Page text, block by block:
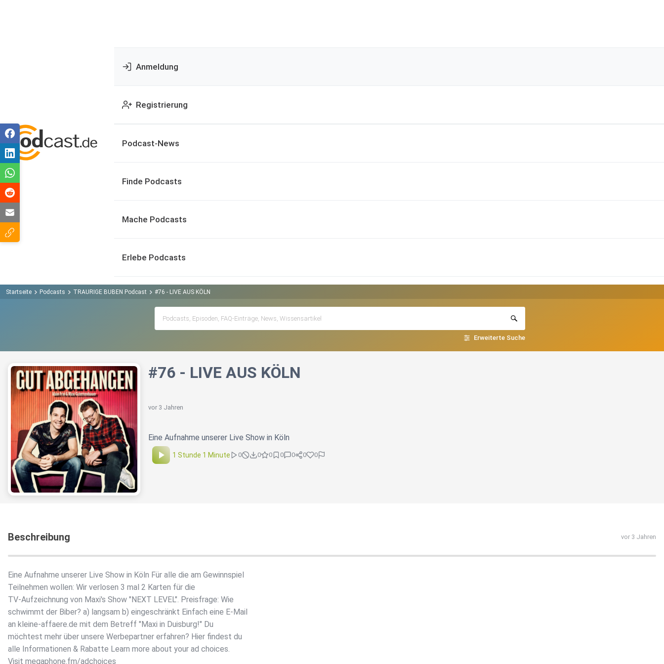
Anmeldung
Registrierung
Podcast-News
Finde Podcasts
Mache Podcasts
Erlebe Podcasts
Startseite Podcasts TRAURIGE BUBEN Podcast #76 - LIVE AUS KÖLN
Erweiterte Suche
#76 - LIVE AUS KÖLN
vor 3 Jahren
Eine Aufnahme unserer Live Show in Köln
1 Stunde 1 Minute 0 0 0 0 0 0 0
Beschreibung vor 3 Jahren
Eine Aufnahme unserer Live Show in Köln Für alle die am Gewinnspiel
Teilnehmen wollen: Wir verlosen 3 mal 2 Karten für die
TV-Aufzeichnung von Maxi's Show "NEXT LEVEL". Preisfrage: Wie
schwimmt der Biber? a) langsam b) eingeschränkt Einfach eine E-Mail
an kleine-affaere.de mit dem Betreff "Maxi in Duisburg!" Du
möchtest mehr über unsere Werbepartner erfahren? Hier findest du
alle Informationen & Rabatte Learn more about your ad choices.
Visit megaphone.fm/adchoices